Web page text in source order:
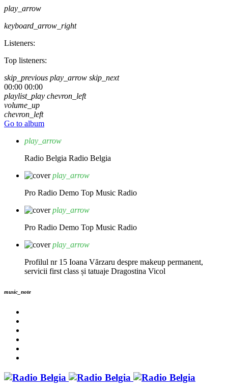
play_arrow
keyboard_arrow_right
Listeners:
Top listeners:
skip_previous play_arrow skip_next
00:00 00:00
playlist_play chevron_left
volume_up
chevron_left
Go to album
play_arrow
Radio Belgia Radio Belgia
play_arrow
Pro Radio Demo Top Music Radio
play_arrow
Pro Radio Demo Top Music Radio
play_arrow
Profilul nr 15 Ioana Vărzaru despre makeup permanent,
servicii first class și tatuaje Dragostina Vicol
music_note